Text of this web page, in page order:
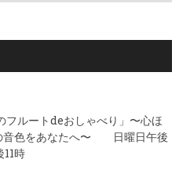
フルートdeおしゃべり」〜心ほ
音色をあなたへ〜 日曜日午後
11時